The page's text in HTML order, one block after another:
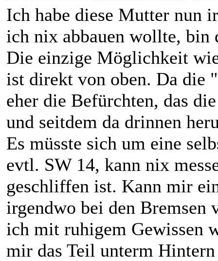
Ich habe diese Mutter nun
ich nix abbauen wollte, bin
Die einzige Möglichkeit
ist direkt von oben. Da die
eher die Befürchten, das
und seitdem da drinnen
Es müsste sich um eine
evtl. SW 14, kann nix
geschliffen ist. Kann mir
irgendwo bei den Bremsen
ich mit ruhigem Gewissen
mir das Teil unterm